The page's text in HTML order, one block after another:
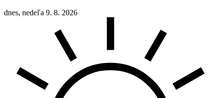
dnes, nedeľa 9. 8. 2026